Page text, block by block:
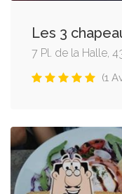
Les 3
7 Pl. de la Halle,
(1